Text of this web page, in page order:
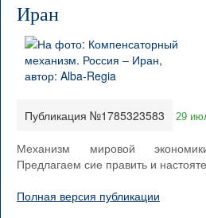
Иран
Публикация №1785323583 29
Механизм мировой
Предлагаем сие править и
Полная версия публикации